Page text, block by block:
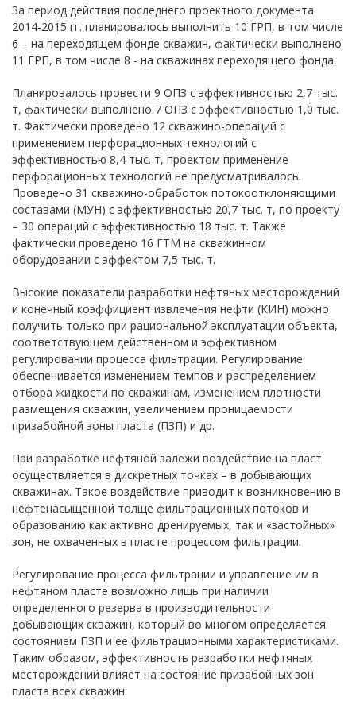
За период действия последнего проектного документа
2014-2015 гг. планировалось выполнить 10 ГРП, в том числе
6 – на переходящем фонде скважин, фактически выполнено
11 ГРП, в том числе 8 - на скважинах переходящего фонда.
Планировалось провести 9 ОПЗ с эффективностью 2,7 тыс.
т, фактически выполнено 7 ОПЗ с эффективностью 1,0 тыс.
т. Фактически проведено 12 скважино-операций с
применением перфорационных технологий с
эффективностью 8,4 тыс. т, проектом применение
перфорационных технологий не предусматривалось.
Проведено 31 скважино-обработок потокоотклоняющими
составами (МУН) с эффективностью 20,7 тыс. т, по проекту
– 30 операций с эффективностью 18 тыс. т. Также
фактически проведено 16 ГТМ на скважинном
оборудовании с эффектом 7,5 тыс. т.
Высокие показатели разработки нефтяных месторождений
и конечный коэффициент извлечения нефти (КИН) можно
получить только при рациональной эксплуатации объекта,
соответствующем действенном и эффективном
регулировании процесса фильтрации. Регулирование
обеспечивается изменением темпов и распределением
отбора жидкости по скважинам, изменением плотности
размещения скважин, увеличением проницаемости
призабойной зоны пласта (ПЗП) и др.
При разработке нефтяной залежи воздействие на пласт
осуществляется в дискретных точках – в добывающих
скважинах. Такое воздействие приводит к возникновению в
нефтенасыщенной толще фильтрационных потоков и
образованию как активно дренируемых, так и «застойных»
зон, не охваченных в пласте процессом фильтрации.
Регулирование процесса фильтрации и управление им в
нефтяном пласте возможно лишь при наличии
определенного резерва в производительности
добывающих скважин, который во многом определяется
состоянием ПЗП и ее фильтрационными характеристиками.
Таким образом, эффективность разработки нефтяных
месторождений влияет на состояние призабойных зон
пласта всех скважин.